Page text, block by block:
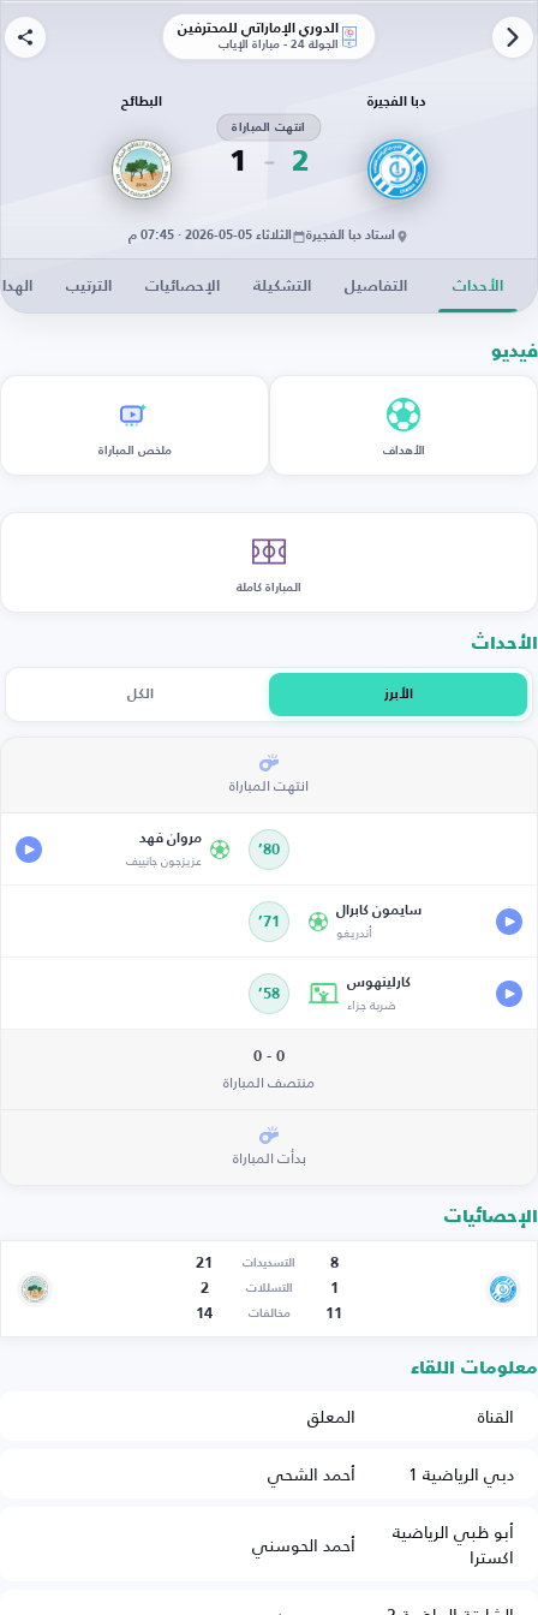
الدوري الإماراتي للمحترفين
الجولة 24 - مباراة الإياب
دبا الفجيرة
2
انتهت المباراة
1
البطائح
استاد دبا الفجيرة الثلاثاء 05-05-2026 · 07:45 م
الأحداث التفاصيل التشكيلة الإحصائيات الترتيب
فيديو
الأهداف ملخص المباراة
المباراة كاملة
الأحداث
الأبرز الكل
انتهت المباراة
80’
مروان فهد
عزيزجون جانييف
سايمون كابرال
أندريغو 71’
كارلينهوس
ضربة جزاء 58’
0 - 0
منتصف المباراة
بدأت المباراة
الإحصائيات
8 التسديدات
21
1
التسللات
2
11
مخالفات 14
معلومات اللقاء
القناة
المعلق
دبي الرياضية 1
أحمد الشحي
أبو ظبي الرياضية
اكسترا أحمد الحوسني